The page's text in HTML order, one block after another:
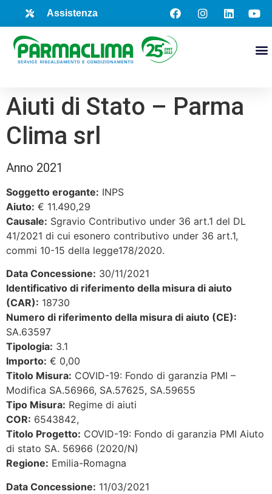
Assistenza
Aiuti di Stato – Parma
Clima srl
Anno 2021
Soggetto erogante: INPS
Aiuto: € 11.490,29
Causale: Sgravio Contributivo under 36 art.1 del DL
41/2021 di cui esonero contributivo under 36 art.1,
commi 10-15 della legge178/2020.
Data Concessione: 30/11/2021
Identificativo di riferimento della misura di aiuto
(CAR): 18730
Numero di riferimento della misura di aiuto (CE):
SA.63597
Tipologia: 3.1
Importo: € 0,00
Titolo Misura: COVID-19: Fondo di garanzia PMI –
Modifica SA.56966, SA.57625, SA.59655
Tipo Misura: Regime di aiuti
COR: 6543842,
Titolo Progetto: COVID-19: Fondo di garanzia PMI Aiuto
di stato SA. 56966 (2020/N)
Regione: Emilia-Romagna
Data Concessione: 11/03/2021